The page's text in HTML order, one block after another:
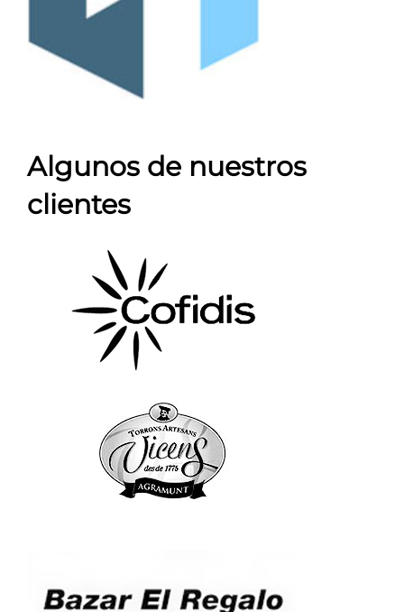
Algunos de nuestros
clientes